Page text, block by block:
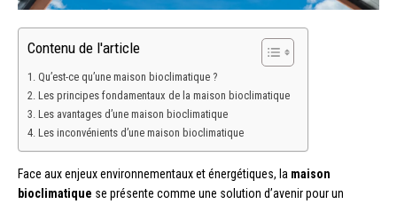
Contenu de l'article
Qu’est-ce qu’une maison bioclimatique ?
Les principes fondamentaux de la maison bioclimatique
Les avantages d’une maison bioclimatique
Les inconvénients d’une maison bioclimatique
Face aux enjeux environnementaux et énergétiques, la maison
bioclimatique se présente comme une solution d’avenir pour un